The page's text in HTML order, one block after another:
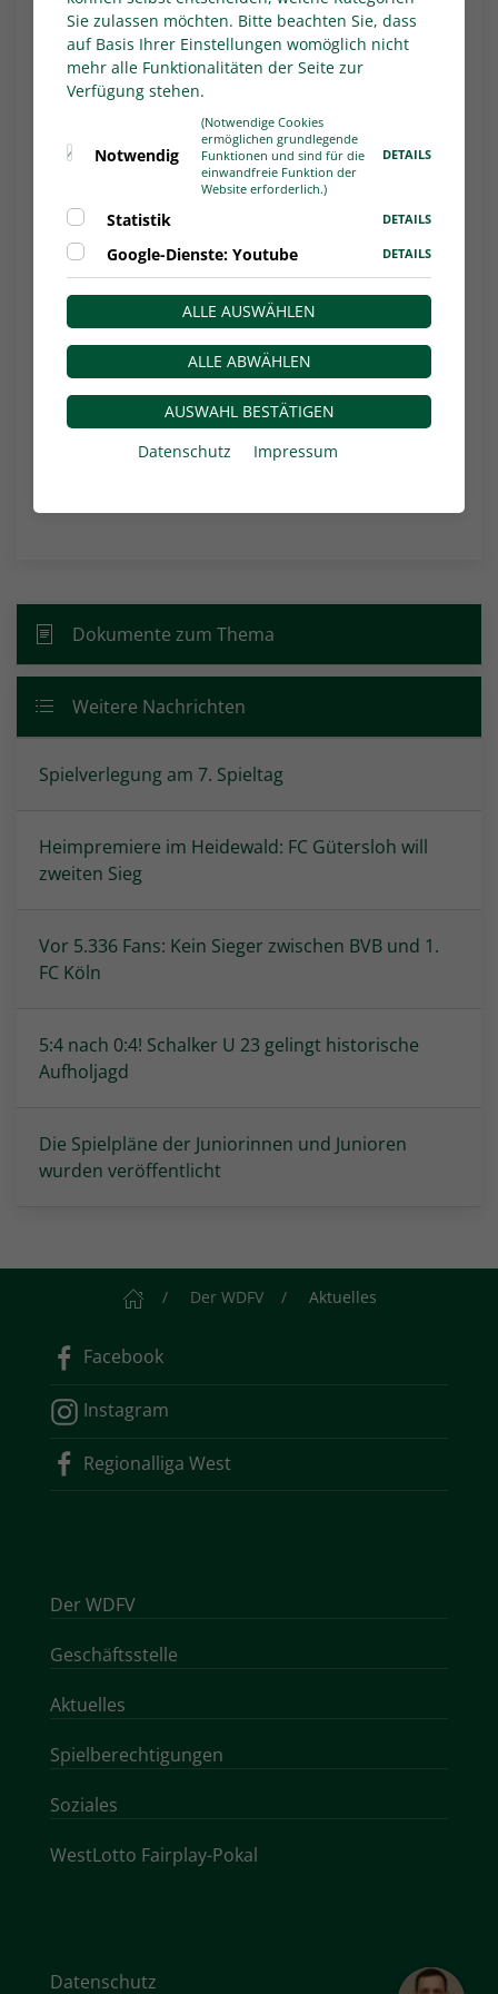
Winterpause in der Herren-Regionalliga West.
Die Saison wird nach der Winterpause mit dem
20. Spieltag am ersten Februar-Wochenende
2024 fortgesetzt.
Die zeitgenauen Ansetzungen derSpieltage
13 bis 18 der Saison 2023/2024 sind hier zum
bereitgestellt.
Autor*in:WDFV.de
Dokumente zum Thema
Weitere Nachrichten
Spielverlegung am 7. Spieltag
Heimpremiere im Heidewald: FC Gütersloh will
zweiten Sieg
Vor 5.336 Fans: Kein Sieger zwischen BVB und 1.
FC Köln
5:4 nach 0:4! Schalker U 23 gelingt historische
Aufholjagd
Die Spielpläne der Juniorinnen und Junioren
wurden veröffentlicht
StartseiteDer WDFV Aktuelles
Facebook
Instagram
Regionalliga West
Der WDFV
Geschäftsstelle
Aktuelles
Spielberechtigungen
Soziales
WestLotto Fairplay-Pokal
Datenschutz
Sie zulassen möchten. Bitte beachten Sie, dass
auf Basis Ihrer Einstellungen womöglich nicht
mehr alle Funktionalitäten der Seite zur
Verfügung stehen.
Notwendig
(Notwendige Cookies
ermöglichen grundlegende
Funktionen und sind für die
einwandfreie Funktion der
Website erforderlich.)
DETAILS
Statistik DETAILS
Google-Dienste: Youtube DETAILS
ALLE AUSWÄHLEN
ALLE ABWÄHLEN
AUSWAHL BESTÄTIGEN
Datenschutz
Impressum